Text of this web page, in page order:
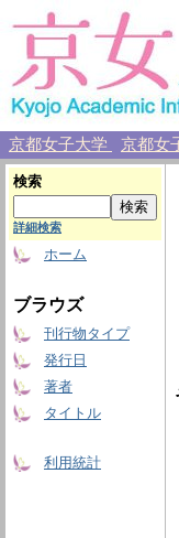
京都女子大学 京都女
検索
詳細検索
ホーム
ブラウズ
刊行物タイプ
発行日
著者
タイトル
利用統計